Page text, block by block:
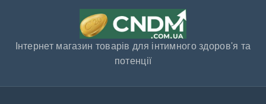
Інтернет магазин товарів для інтимного здоров'я та
потенції